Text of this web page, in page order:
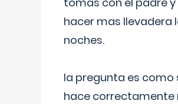
hacer mas llevadera
noches.
la pregunta es como
hace correctamente